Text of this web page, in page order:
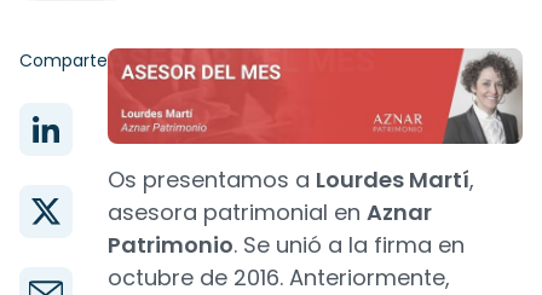
Comparte
Os presentamos a Lourdes Martí,
asesora patrimonial en Aznar
Patrimonio. Se unió a la firma en
octubre de 2016. Anteriormente,